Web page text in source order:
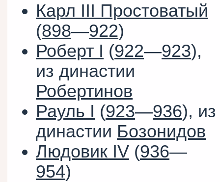
Карл III Простоватый
(898—922)
Роберт I (922—923),
из династии
Робертинов
Рауль I (923—936), из
династии Бозонидов
Людовик IV (936—
954)